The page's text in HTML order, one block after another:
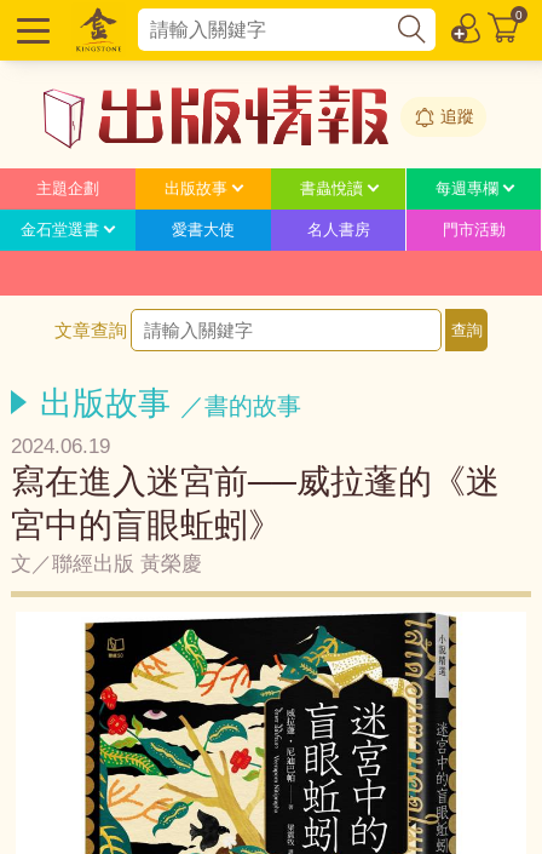
0
追蹤
主題企劃 出版故事 書蟲悅讀 每週專欄
金石堂選書 愛書大使 名人書房 門市活動
文章查詢
出版故事 ／書的故事
2024.06.19
寫在進入迷宮前──威拉蓬的《迷
宮中的盲眼蚯蚓》
文／聯經出版 黃榮慶